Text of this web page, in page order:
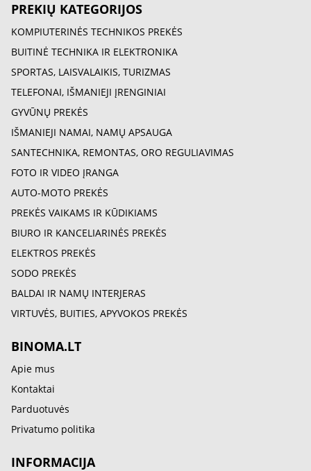
PREKIŲ KATEGORIJOS
KOMPIUTERINĖS TECHNIKOS PREKĖS
BUITINĖ TECHNIKA IR ELEKTRONIKA
SPORTAS, LAISVALAIKIS, TURIZMAS
TELEFONAI, IŠMANIEJI ĮRENGINIAI
GYVŪNŲ PREKĖS
IŠMANIEJI NAMAI, NAMŲ APSAUGA
SANTECHNIKA, REMONTAS, ORO REGULIAVIMAS
FOTO IR VIDEO ĮRANGA
AUTO-MOTO PREKĖS
PREKĖS VAIKAMS IR KŪDIKIAMS
BIURO IR KANCELIARINĖS PREKĖS
ELEKTROS PREKĖS
SODO PREKĖS
BALDAI IR NAMŲ INTERJERAS
VIRTUVĖS, BUITIES, APYVOKOS PREKĖS
BINOMA.LT
Apie mus
Kontaktai
Parduotuvės
Privatumo politika
INFORMACIJA